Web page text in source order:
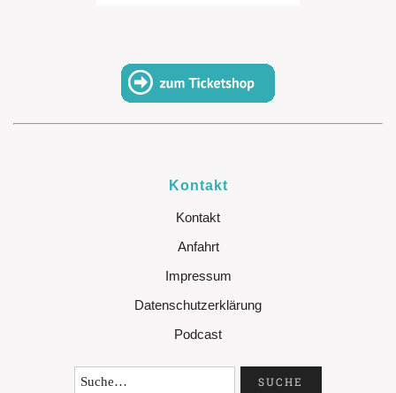
Kontakt
Kontakt
Anfahrt
Impressum
Datenschutzerklärung
Podcast